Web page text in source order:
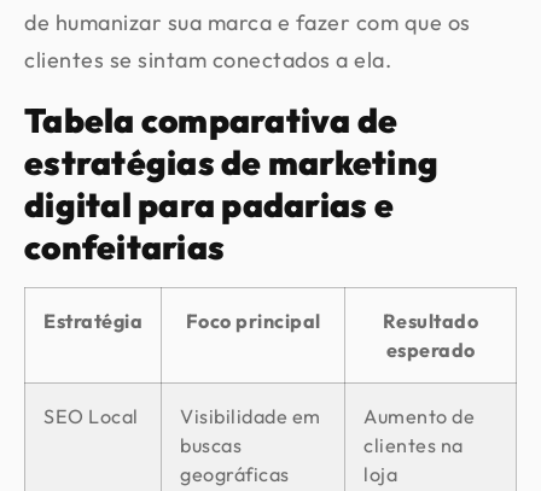
de humanizar sua marca e fazer com que os
clientes se sintam conectados a ela.
Tabela comparativa de
estratégias de marketing
digital para padarias e
confeitarias
Estratégia Foco principal
Resultado
esperado
SEO Local
Visibilidade em
buscas
geográficas
Aumento de
clientes na
loja